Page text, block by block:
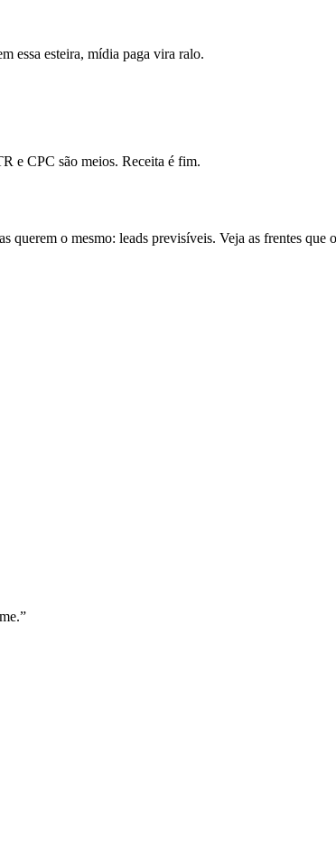
essa esteira, mídia paga vira ralo.
e CPC são meios. Receita é fim.
o mesmo: leads previsíveis. Veja as frentes que
”